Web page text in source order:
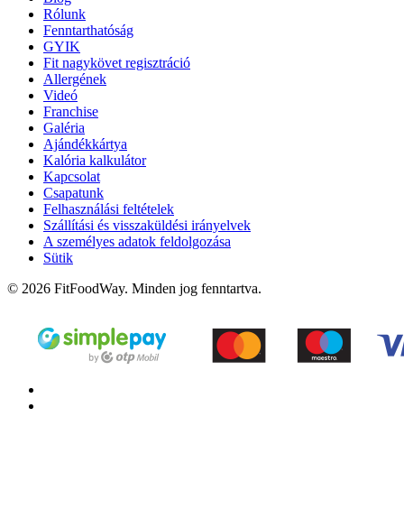
Rólunk
Fenntarthatóság
GYIK
Fit nagykövet regisztráció
Allergének
Videó
Franchise
Galéria
Ajándékkártya
Kalória kalkulátor
Kapcsolat
Csapatunk
Felhasználási feltételek
Szállítási és visszaküldési irányelvek
A személyes adatok feldolgozása
Sütik
© 2026 FitFoodWay. Minden jog fenntartva.